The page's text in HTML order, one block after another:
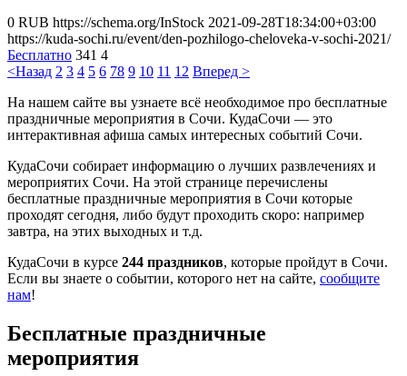
0 RUB https://schema.org/InStock 2021-09-28T18:34:00+03:00
https://kuda-sochi.ru/event/den-pozhilogo-cheloveka-v-sochi-2021/
Бесплатно 341 4
<Назад 2 3 4 5 6 78 9 10 11 12 Вперед >
На нашем сайте вы узнаете всё необходимое про бесплатные
праздничные мероприятия в Сочи. КудаСочи — это
интерактивная афиша самых интересных событий Сочи.
КудаСочи собирает информацию о лучших развлечениях и
мероприятих Сочи. На этой странице перечислены
бесплатные праздничные мероприятия в Сочи которые
проходят сегодня, либо будут проходить скоро: например
завтра, на этих выходных и т.д.
КудаСочи в курсе 244 праздников, которые пройдут в Сочи.
Если вы знаете о событии, которого нет на сайте, сообщите
нам!
Бесплатные праздничные
мероприятия